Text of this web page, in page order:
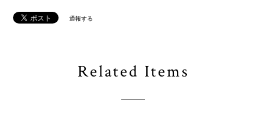
通報する
Related Items